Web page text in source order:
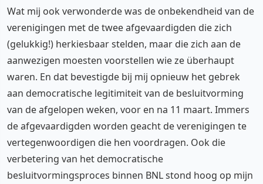
Wat mij ook verwonderde was de onbekendheid van de
verenigingen met de twee afgevaardigden die zich
(gelukkig!) herkiesbaar stelden, maar die zich aan de
aanwezigen moesten voorstellen wie ze überhaupt
waren. En dat bevestigde bij mij opnieuw het gebrek
aan democratische legitimiteit van de besluitvorming
van de afgelopen weken, voor en na 11 maart. Immers
de afgevaardigden worden geacht de verenigingen te
vertegenwoordigen die hen voordragen. Ook die
verbetering van het democratische
besluitvormingsproces binnen BNL stond hoog op mijn